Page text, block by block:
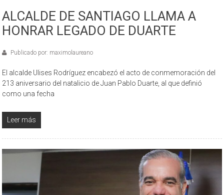
ALCALDE DE SANTIAGO LLAMA A
HONRAR LEGADO DE DUARTE
Publicado por: maximolaureano
El alcalde Ulises Rodríguez encabezó el acto de conmemoración del
213 aniversario del natalicio de Juan Pablo Duarte, al que definió
como una fecha
Leer más